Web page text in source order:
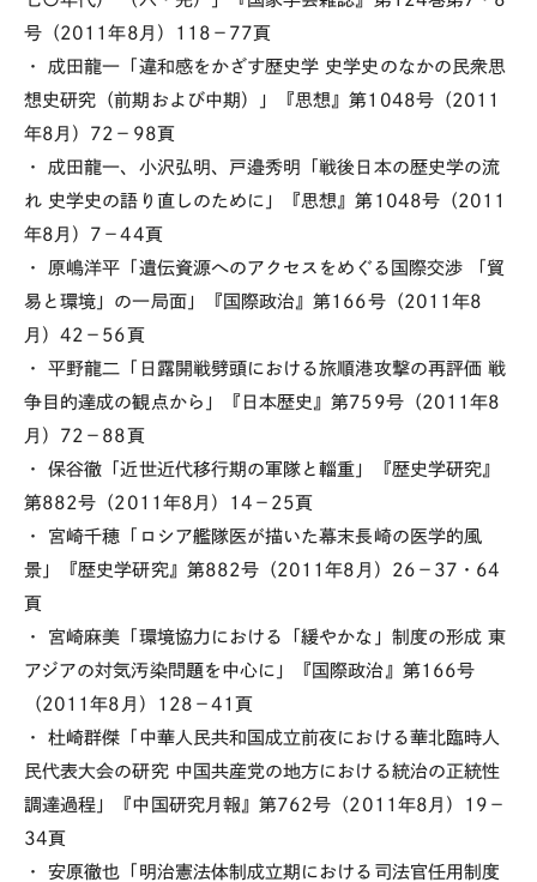
号（2011年8月）118－77頁
・ 成田龍一「違和感をかざす歴史学 史学史のなかの民衆思
想史研究（前期および中期）」『思想』第1048号（2011
年8月）72－98頁
・ 成田龍一、小沢弘明、戸邉秀明「戦後日本の歴史学の流
れ 史学史の語り直しのために」『思想』第1048号（2011
年8月）7－44頁
・ 原嶋洋平「遺伝資源へのアクセスをめぐる国際交渉 「貿
易と環境」の一局面」『国際政治』第166号（2011年8
月）42－56頁
・ 平野龍二「日露開戦劈頭における旅順港攻撃の再評価 戦
争目的達成の観点から」『日本歴史』第759号（2011年8
月）72－88頁
・ 保谷徹「近世近代移行期の軍隊と輜重」『歴史学研究』
第882号（2011年8月）14－25頁
・ 宮崎千穂「ロシア艦隊医が描いた幕末長崎の医学的風
景」『歴史学研究』第882号（2011年8月）26－37・64
頁
・ 宮崎麻美「環境協力における「緩やかな」制度の形成 東
アジアの対気汚染問題を中心に」『国際政治』第166号
（2011年8月）128－41頁
・ 杜崎群傑「中華人民共和国成立前夜における華北臨時人
民代表大会の研究 中国共産党の地方における統治の正統性
調達過程」『中国研究月報』第762号（2011年8月）19－
34頁
・ 安原徹也「明治憲法体制成立期における司法官任用制度